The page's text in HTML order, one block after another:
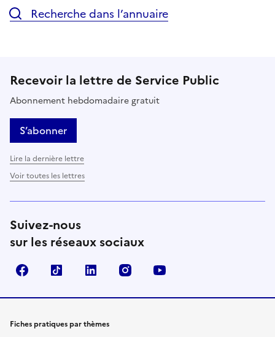
Recherche dans l’annuaire
Recevoir la lettre de Service Public
Abonnement hebdomadaire gratuit
S’abonner
Lire la dernière lettre
Voir toutes les lettres
Suivez-nous
sur les réseaux sociaux
FacebookTikTok LinkedIn Instagram
Fiches pratiques par thèmes